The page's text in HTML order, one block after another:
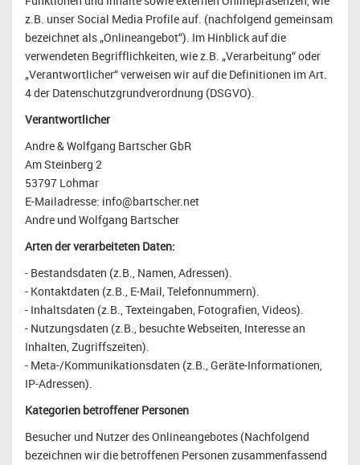
z.B. unser Social Media Profile auf. (nachfolgend gemeinsam
bezeichnet als „Onlineangebot“). Im Hinblick auf die
verwendeten Begrifflichkeiten, wie z.B. „Verarbeitung“ oder
„Verantwortlicher“ verweisen wir auf die Definitionen im Art.
4 der Datenschutzgrundverordnung (DSGVO).
Verantwortlicher
Andre & Wolfgang Bartscher GbR
Am Steinberg 2
53797 Lohmar
E-Mailadresse: info@bartscher.net
Andre und Wolfgang Bartscher
Arten der verarbeiteten Daten:
- Bestandsdaten (z.B., Namen, Adressen).
- Kontaktdaten (z.B., E-Mail, Telefonnummern).
- Inhaltsdaten (z.B., Texteingaben, Fotografien, Videos).
- Nutzungsdaten (z.B., besuchte Webseiten, Interesse an
Inhalten, Zugriffszeiten).
- Meta-/Kommunikationsdaten (z.B., Geräte-Informationen,
IP-Adressen).
Kategorien betroffener Personen
Besucher und Nutzer des Onlineangebotes (Nachfolgend
bezeichnen wir die betroffenen Personen zusammenfassend